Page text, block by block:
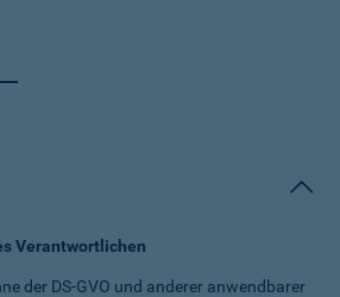
Verantwortlichen
der DS-GVO und anderer anwendbarer